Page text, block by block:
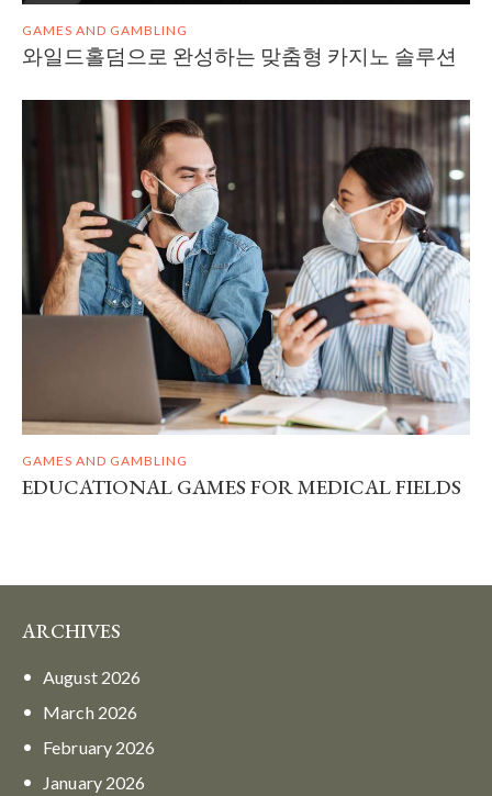
GAMES AND GAMBLING
와일드홀덤으로 완성하는 맞춤형 카지노 솔루션
GAMES AND GAMBLING
EDUCATIONAL GAMES FOR MEDICAL FIELDS
ARCHIVES
August 2026
March 2026
February 2026
January 2026